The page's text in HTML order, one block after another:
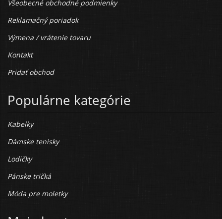
Všeobecné obchodné podmienky
Reklamačný poriadok
Výmena / vrátenie tovaru
Kontakt
Pridať obchod
Populárne kategórie
Kabelky
Dámske tenisky
Lodičky
Pánske tričká
Móda pre moletky